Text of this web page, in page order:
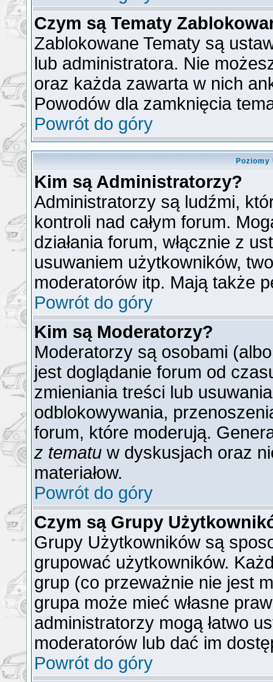
Czym są Tematy
Zablokowane Tematy są
lub administratora. Nie
oraz każda zawarta w nich
Powodów dla zamknięcia
Powrót do góry
Kim są Administratorzy?
Administratorzy są ludźmi,
kontroli nad całym forum.
działania forum, włącznie z
usuwaniem użytkowników,
moderatorów itp. Mają także
Powrót do góry
Kim są Moderatorzy?
Moderatorzy są osobami
jest doglądanie forum od
zmieniania treści lub
odblokowywania,
forum, które moderują.
z tematu w dyskusjach oraz
materiałow.
Powrót do góry
Czym są Grupy
Grupy Użytkowników są
grupować użytkowników.
grup (co przeważnie nie jest
grupa może mieć własne
administratorzy mogą łatwo
moderatorów lub dać im
Powrót do góry